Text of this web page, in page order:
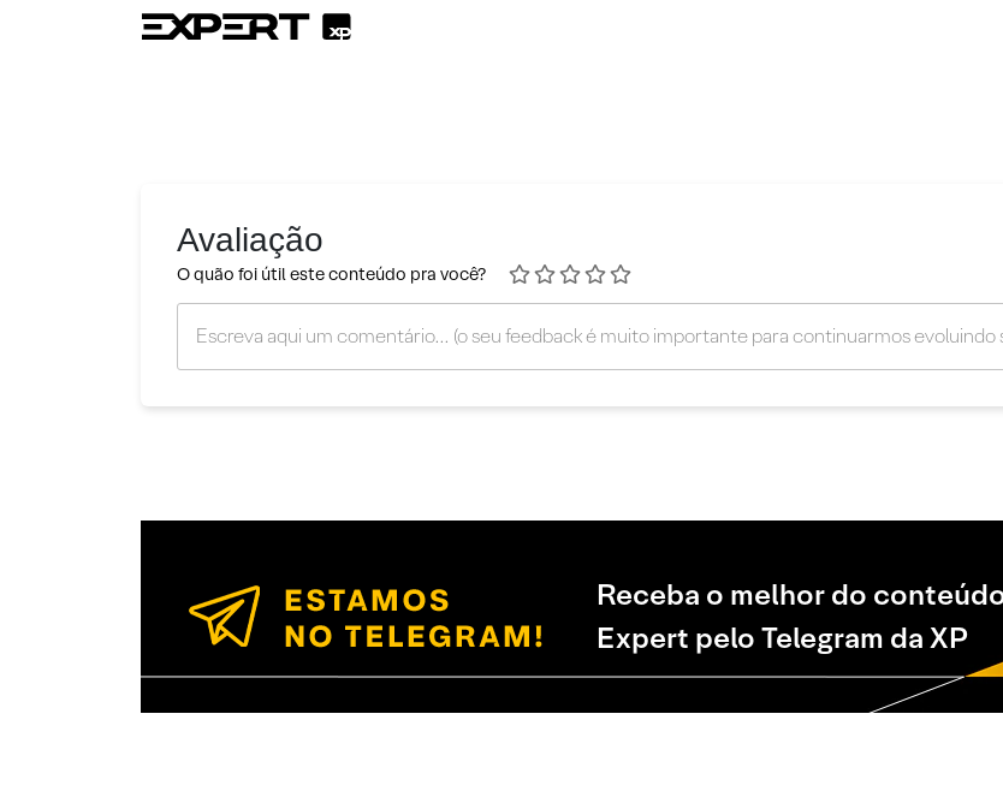
Avaliação
O quão foi útil este conteúdo pra você?
Receba o melhor do
Expert pelo Telegram da XP